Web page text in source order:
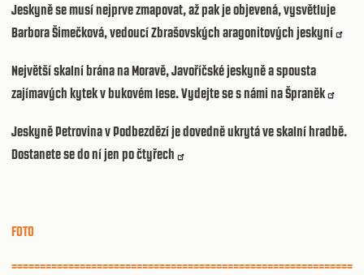
Jeskyně se musí nejprve zmapovat, až pak je objevená, vysvětluje
Barbora Šimečková, vedoucí Zbrašovských aragonitových jeskyní
Největší skalní brána na Moravě, Javoříčské jeskyně a spousta
zajímavých kytek v bukovém lese. Vydejte se s námi na Špraněk
Jeskyně Petrovina v Podbezdězí je dovedně ukrytá ve skalní hradbě.
Dostanete se do ní jen po čtyřech
FOTO
============================================================